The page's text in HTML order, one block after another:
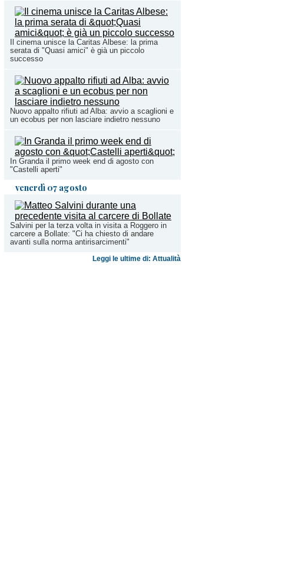
Il cinema unisce la Caritas Albese: la prima
serata di "Quasi amici" è già un piccolo
successo
Nuovo appalto rifiuti ad Alba: avvio a scaglioni e
un ecobus per non lasciare indietro nessuno
In Granda il primo week end di agosto con
"Castelli aperti"
venerdì 07 agosto
Salvini per la terza volta in visita a Roggero in
carcere a Bollate: "Ci ha chiesto di andare
avanti sulla norma antirisarcimenti"
Leggi le ultime di: Attualità